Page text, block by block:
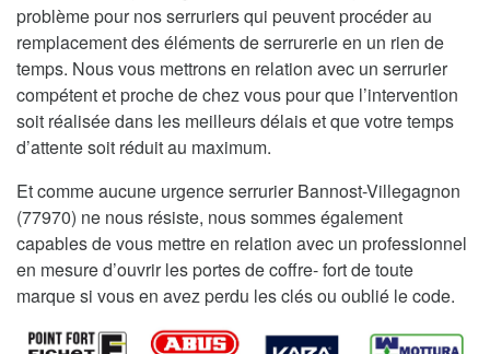
problème pour nos serruriers qui peuvent procéder au
remplacement des éléments de serrurerie en un rien de
temps. Nous vous mettrons en relation avec un serrurier
compétent et proche de chez vous pour que l’intervention
soit réalisée dans les meilleurs délais et que votre temps
d’attente soit réduit au maximum.
Et comme aucune urgence serrurier Bannost-Villegagnon
(77970) ne nous résiste, nous sommes également
capables de vous mettre en relation avec un professionnel
en mesure d’ouvrir les portes de coffre- fort de toute
marque si vous en avez perdu les clés ou oublié le code.